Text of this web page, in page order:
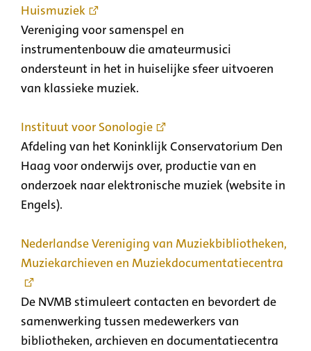
Huismuziek
Vereniging voor samenspel en
instrumentenbouw die amateurmusici
ondersteunt in het in huiselijke sfeer uitvoeren
van klassieke muziek.
Instituut voor Sonologie
Afdeling van het Koninklijk Conservatorium Den
Haag voor onderwijs over, productie van en
onderzoek naar elektronische muziek (website in
Engels).
Nederlandse Vereniging van Muziekbibliotheken,
Muziekarchieven en Muziekdocumentatiecentra
De NVMB stimuleert contacten en bevordert de
samenwerking tussen medewerkers van
bibliotheken, archieven en documentatiecentra